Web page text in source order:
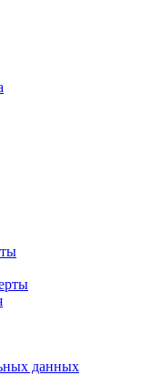
данных